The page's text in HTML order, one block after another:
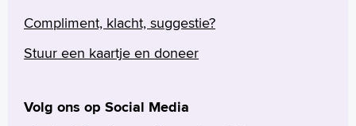
Download onze app
Contact
Wachttijden
Compliment, klacht, suggestie?
Stuur een kaartje en doneer
Volg ons op Social Media